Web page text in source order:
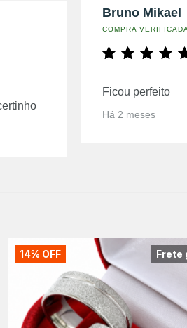
Bruno Mikael
COMPRA VERIFICADA
Ficou perfeito
Há 2 meses
Frete
14% OFF